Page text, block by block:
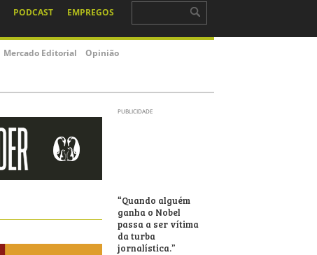
PODCAST EMPREGOS
Mercado Editorial Opinião
PUBLICIDADE
“Quando alguém
ganha o Nobel
passa a ser vítima
da turba
jornalística.”